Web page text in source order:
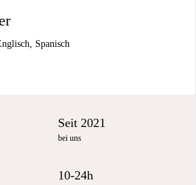
Spanisch
Seit 2021
bei uns
10-24h